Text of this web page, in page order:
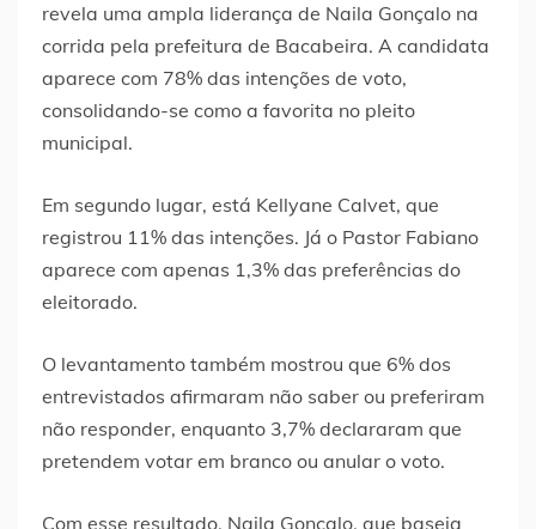
revela uma ampla liderança de Naila Gonçalo na
corrida pela prefeitura de Bacabeira. A candidata
aparece com 78% das intenções de voto,
consolidando-se como a favorita no pleito
municipal.
Em segundo lugar, está Kellyane Calvet, que
registrou 11% das intenções. Já o Pastor Fabiano
aparece com apenas 1,3% das preferências do
eleitorado.
O levantamento também mostrou que 6% dos
entrevistados afirmaram não saber ou preferiram
não responder, enquanto 3,7% declararam que
pretendem votar em branco ou anular o voto.
Com esse resultado, Naila Gonçalo, que baseia